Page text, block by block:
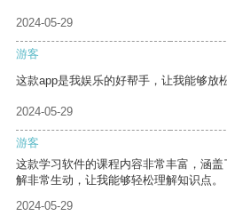
2024-05-29
游客
这款app是我娱乐的好帮手，让我能够放
2024-05-29
游客
这款学习软件的课程内容非常丰富，涵
解非常生动，让我能够轻松理解知识点。
2024-05-29